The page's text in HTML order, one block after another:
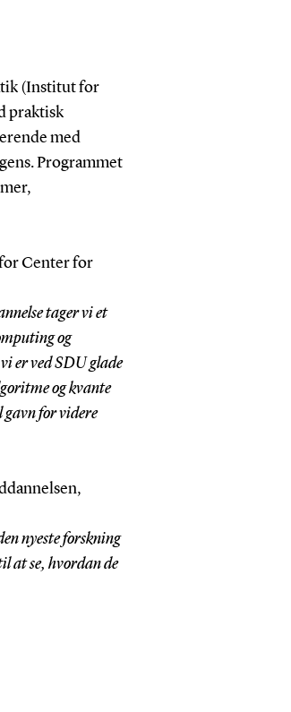
(Institut for
praktisk
med
Programmet
Center for
tager vi et
og
er ved SDU glade
og kvante
gavn for videre
nyeste forskning
at se, hvordan de